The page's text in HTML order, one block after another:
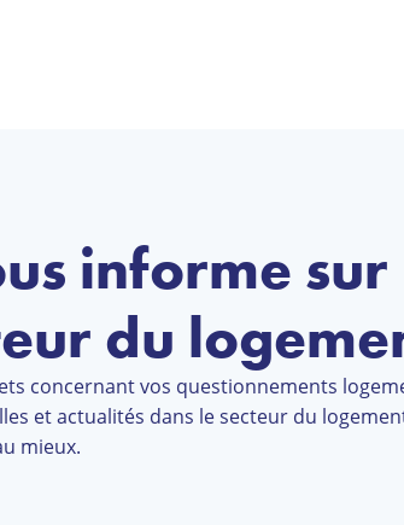
informe sur
du
concernant vos questionnements
et actualités dans le secteur du
mieux.